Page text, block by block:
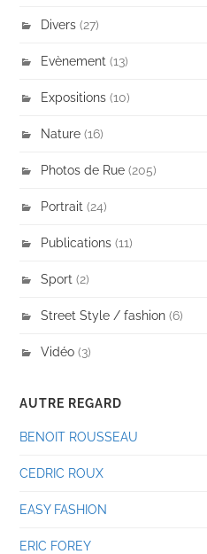
Divers (27)
Evènement (13)
Expositions (10)
Nature (16)
Photos de Rue (205)
Portrait (24)
Publications (11)
Sport (2)
Street Style / fashion (6)
Vidéo (3)
AUTRE REGARD
BENOIT ROUSSEAU
CEDRIC ROUX
EASY FASHION
ERIC FOREY